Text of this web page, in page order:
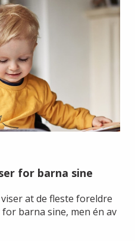
for barna sine
at de fleste foreldre
barna sine, men én av